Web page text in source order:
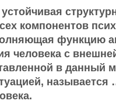
компонентов
функцию
человека с
в данный
называется